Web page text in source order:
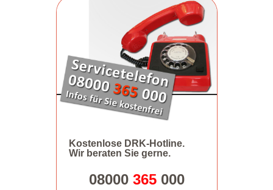
Kostenlose DRK-Hotline.
Wir beraten Sie gerne.
08000 365000